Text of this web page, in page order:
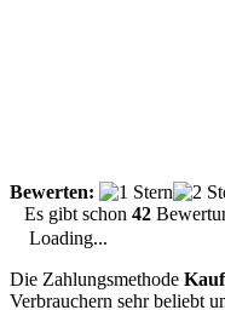
Bewerten:
Es gibt schon 42
Loading...
Die Zahlungsmethode
Verbrauchern sehr beliebt